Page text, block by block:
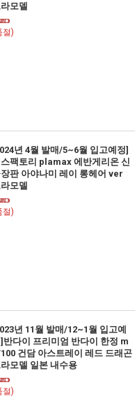
모델
절)
년 4월 발매/5~6월 입고예정]
팩토리 plamax 에반게리온 신
판 아야나미 레이 롱헤어 ver
모델
절)
년 11월 발매/12~1월 입고예
반다이 프리미엄 반다이 한정 m
건담 아스트레이 레드 드래곤
모델 일본 내수용
절)